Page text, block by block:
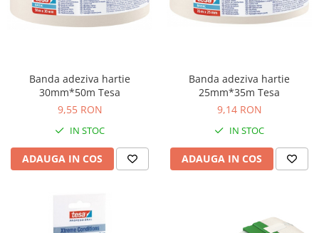
Banda adeziva hartie
30mm*50m Tesa
9,55 RON
IN STOC
ADAUGA IN COS
Banda adeziva hartie
25mm*35m Tesa
9,14 RON
IN STOC
ADAUGA IN COS